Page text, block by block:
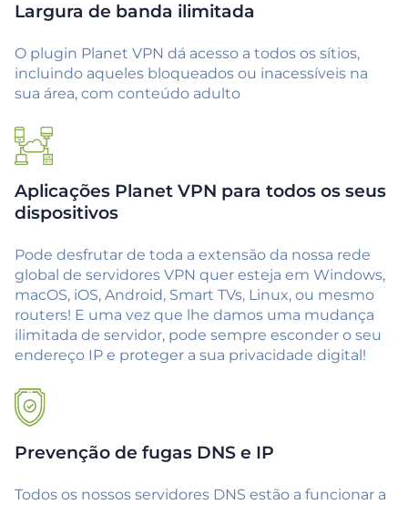
Largura de banda ilimitada
O plugin Planet VPN dá acesso a todos os sítios,
incluindo aqueles bloqueados ou inacessíveis na
sua área, com conteúdo adulto
Aplicações Planet VPN para todos os seus
dispositivos
Pode desfrutar de toda a extensão da nossa rede
global de servidores VPN quer esteja em Windows,
macOS, iOS, Android, Smart TVs, Linux, ou mesmo
routers! E uma vez que lhe damos uma mudança
ilimitada de servidor, pode sempre esconder o seu
endereço IP e proteger a sua privacidade digital!
Prevenção de fugas DNS e IP
Todos os nossos servidores DNS estão a funcionar a